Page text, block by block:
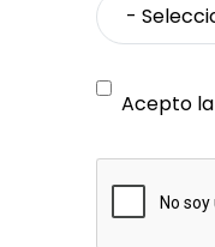
Acepto la